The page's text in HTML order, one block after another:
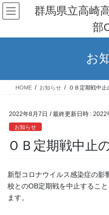
コ
ン
ン
ナ
ビ
ー
群馬県立高崎
部
お
HOME お知らせ ＯＢ定期戦中止
2022年8月7日 / 最終更新日時 : 2022
お知らせ
ＯＢ定期戦中止
新型コロナウイルス感染症の影
校とのOB定期戦を中止するこ
ます。